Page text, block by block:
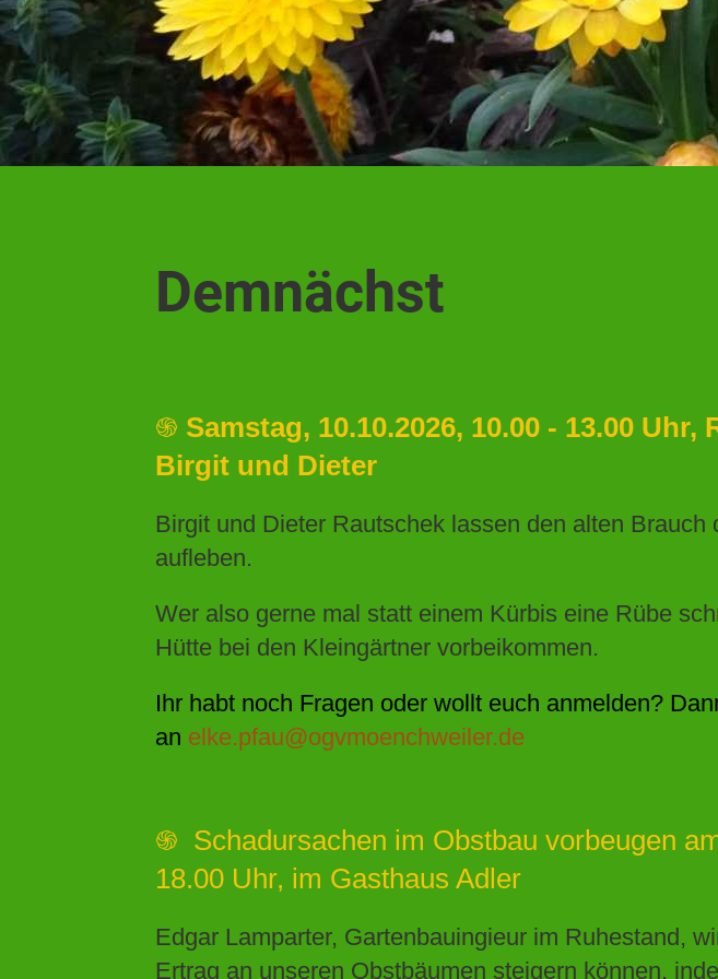
Demnächst
֍ Samstag, 10.10.2026, 10.00 - 13.00
Birgit und Dieter
Birgit und Dieter Rautschek lassen den alten
aufleben.
Wer also gerne mal statt einem Kürbis eine Rübe
Hütte bei den Kleingärtner vorbeikommen.
Ihr habt noch Fragen oder wollt euch anmelden?
an elke.pfau@ogvmoenchweiler.de
֍ Schadursachen im Obstbau vorbeugen
18.00 Uhr, im Gasthaus Adler
Edgar Lamparter, Gartenbauingieur im Ruhestand,
Ertrag an unseren Obstbäumen steigern können,